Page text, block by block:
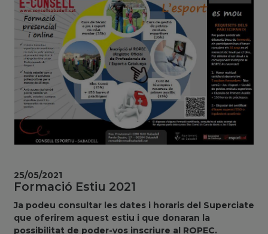
Formació Estiu 2021
Ja podeu consultar les dates i horaris del Superciate
que oferirem aquest estiu i que donaran la
possibilitat de poder-vos inscriure al ROPEC.
25/05/2021